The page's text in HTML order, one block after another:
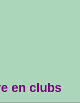
en clubs